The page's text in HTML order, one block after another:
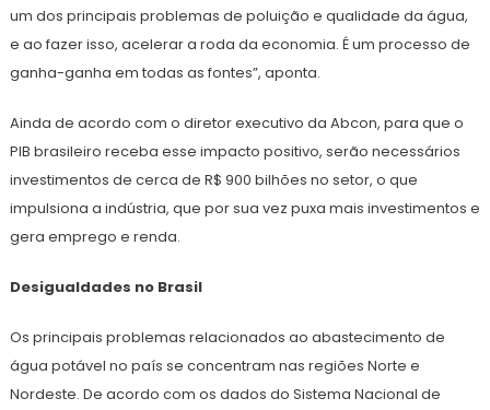
um dos principais problemas de poluição e qualidade da água,
e ao fazer isso, acelerar a roda da economia. É um processo de
ganha-ganha em todas as fontes”, aponta.
Ainda de acordo com o diretor executivo da Abcon, para que o
PIB brasileiro receba esse impacto positivo, serão necessários
investimentos de cerca de R$ 900 bilhões no setor, o que
impulsiona a indústria, que por sua vez puxa mais investimentos e
gera emprego e renda.
Desigualdades no Brasil
Os principais problemas relacionados ao abastecimento de
água potável no país se concentram nas regiões Norte e
Nordeste. De acordo com os dados do Sistema Nacional de